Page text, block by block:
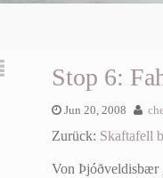
Stop 6:
Jun 20, 2008
Zurück: Skaftafell
Von Þjóðveldisbær